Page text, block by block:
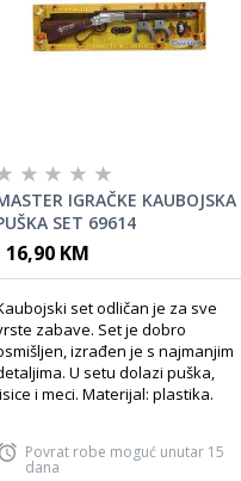
IGRAČKE KAUBOJSKA
SET 69614
16,90 KM
set odličan je za sve
zabave. Set je dobro
izrađen je s najmanjim
U setu dolazi puška,
i meci. Materijal: plastika.
Povrat robe moguć unutar 15
dana